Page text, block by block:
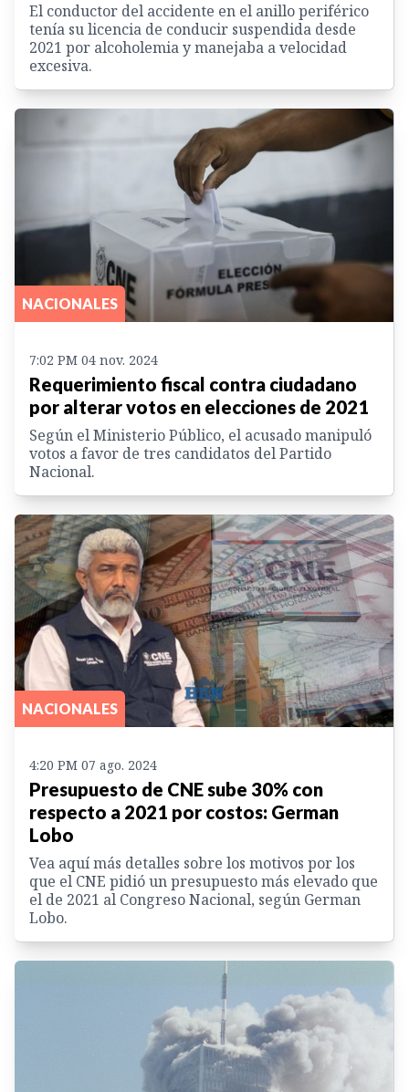
El conductor del accidente en el anillo periférico
tenía su licencia de conducir suspendida desde
2021 por alcoholemia y manejaba a velocidad
excesiva.
NACIONALES
7:02 PM 04 nov. 2024
Requerimiento fiscal contra ciudadano
por alterar votos en elecciones de 2021
Según el Ministerio Público, el acusado manipuló
votos a favor de tres candidatos del Partido
Nacional.
NACIONALES
4:20 PM 07 ago. 2024
Presupuesto de CNE sube 30% con
respecto a 2021 por costos: German
Lobo
Vea aquí más detalles sobre los motivos por los
que el CNE pidió un presupuesto más elevado que
el de 2021 al Congreso Nacional, según German
Lobo.